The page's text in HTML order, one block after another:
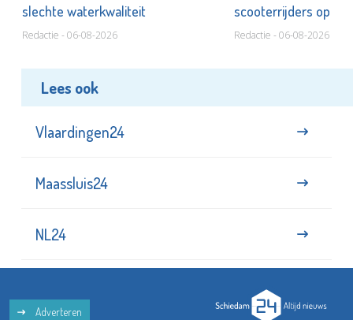
slechte waterkwaliteit
Redactie - 06-08-2026
scooterrijders op
Redactie - 06-08-2026
Lees ook
Vlaardingen24
Maassluis24
NL24
Adverteren